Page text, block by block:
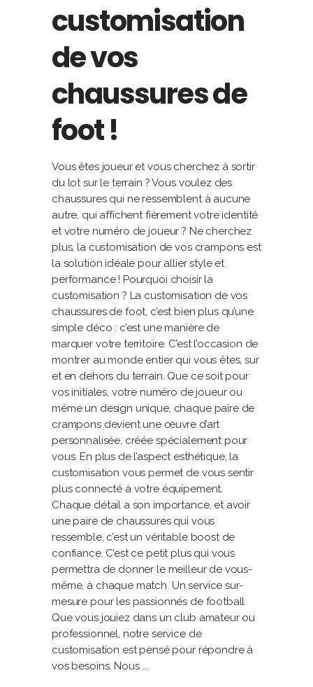
customisation
de vos
chaussures de
foot !
Vous êtes joueur et vous cherchez à sortir
du lot sur le terrain ? Vous voulez des
chaussures qui ne ressemblent à aucune
autre, qui affichent fièrement votre identité
et votre numéro de joueur ? Ne cherchez
plus, la customisation de vos crampons est
la solution idéale pour allier style et
performance ! Pourquoi choisir la
customisation ? La customisation de vos
chaussures de foot, c’est bien plus qu’une
simple déco : c’est une manière de
marquer votre territoire. C’est l’occasion de
montrer au monde entier qui vous êtes, sur
et en dehors du terrain. Que ce soit pour
vos initiales, votre numéro de joueur ou
même un design unique, chaque paire de
crampons devient une œuvre d’art
personnalisée, créée spécialement pour
vous. En plus de l’aspect esthétique, la
customisation vous permet de vous sentir
plus connecté à votre équipement.
Chaque détail a son importance, et avoir
une paire de chaussures qui vous
ressemble, c’est un véritable boost de
confiance. C’est ce petit plus qui vous
permettra de donner le meilleur de vous-
même, à chaque match. Un service sur-
mesure pour les passionnés de football
Que vous jouiez dans un club amateur ou
professionnel, notre service de
customisation est pensé pour répondre à
vos besoins. Nous